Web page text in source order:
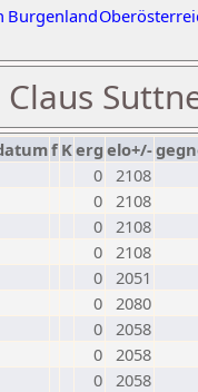
Burgenland
f Kerg elo+/-
0 2108
0 2108
0 2108
0 2108
0 2051
0 2080
0 2058
0 2058
0 2058